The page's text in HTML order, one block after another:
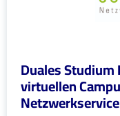
Duales
virtuellen